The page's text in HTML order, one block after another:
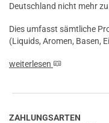
Deutschland nicht mehr
Dies umfasst sämtliche
(Liquids, Aromen, Basen,
weiterlesen
ZAHLUNGSARTEN